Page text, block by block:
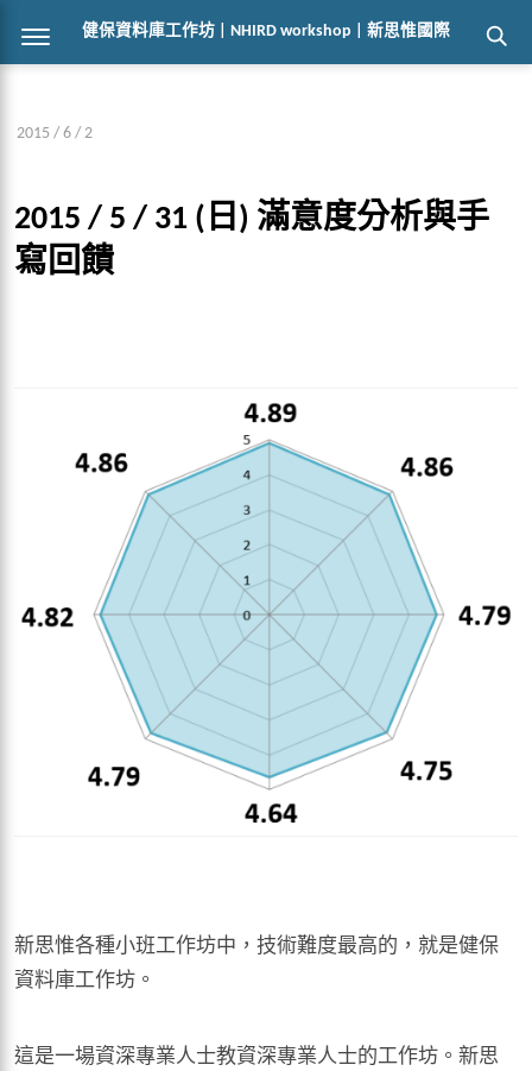
健保資料庫工作坊 | NHIRD workshop | 新思惟國際
2015 / 6 / 2
2015 / 5 / 31 (日) 滿意度分析與手
寫回饋
新思惟各種小班工作坊中，技術難度最高的，就是健保
資料庫工作坊。
這是一場資深專業人士教資深專業人士的工作坊。新思